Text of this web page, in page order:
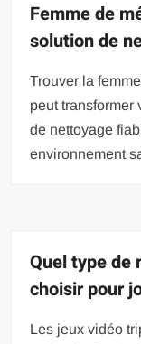
Femme de
solution de
Trouver la
peut transformer
de nettoyage
environnement
Quel type de
choisir pour
Les jeux vidéo